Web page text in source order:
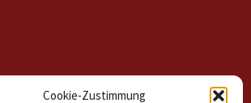
Cookie-Zustimmung